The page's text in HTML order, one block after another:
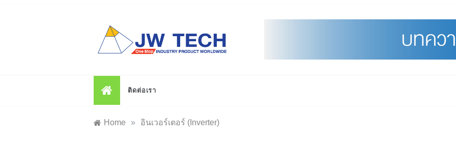
ติดต่อเรา
Home » อินเวอร์เตอร์ (Inverter)